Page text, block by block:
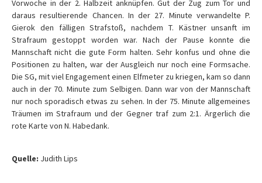
Vorwoche in der 2. Halbzeit anknüpfen. Gut der Zug zum Tor und
daraus resultierende Chancen. In der 27. Minute verwandelte P.
Gierok den fälligen Strafstoß, nachdem T. Kästner unsanft im
Strafraum gestoppt worden war. Nach der Pause konnte die
Mannschaft nicht die gute Form halten. Sehr konfus und ohne die
Positionen zu halten, war der Ausgleich nur noch eine Formsache.
Die SG, mit viel Engagement einen Elfmeter zu kriegen, kam so dann
auch in der 70. Minute zum Selbigen. Dann war von der Mannschaft
nur noch sporadisch etwas zu sehen. In der 75. Minute allgemeines
Träumen im Strafraum und der Gegner traf zum 2:1. Ärgerlich die
rote Karte von N. Habedank.
Quelle: Judith Lips